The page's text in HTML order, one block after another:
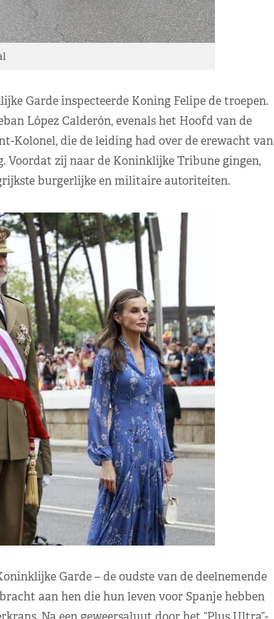
Garde inspecteerde Koning Felipe de troepen.
López Calderón, evenals het Hoofd van de
Kolonel, die de leiding had over de erewacht van
Voordat zij naar de Koninklijke Tribune gingen,
burgerlijke en militaire autoriteiten.
Garde – de oudste van de deelnemende
aan hen die hun leven voor Spanje hebben